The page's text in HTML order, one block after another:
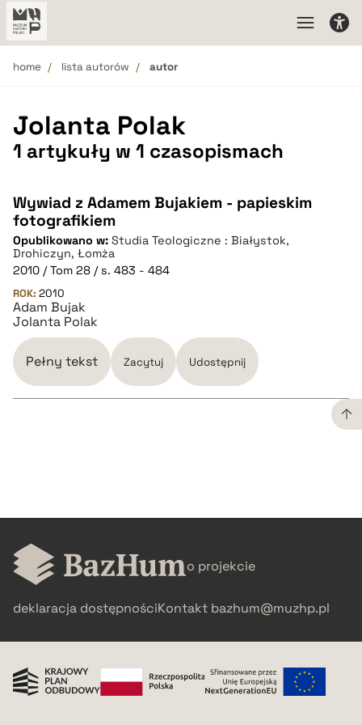
home lista autorów autor
Jolanta Polak
1 artykuły w 1 czasopismach
Wywiad z Adamem Bujakiem - papieskim
fotografikiem
Opublikowano w: Studia Teologiczne : Białystok,
Drohiczyn, Łomża
2010 / Tom 28 / s. 483 - 484
ROK: 2010
Adam Bujak
Jolanta Polak
Pełny tekst Zacytuj Udostępnij
BIBTEX
o projekcie
deklaracja dostępnościKontakt bazhum@muzhp.pl